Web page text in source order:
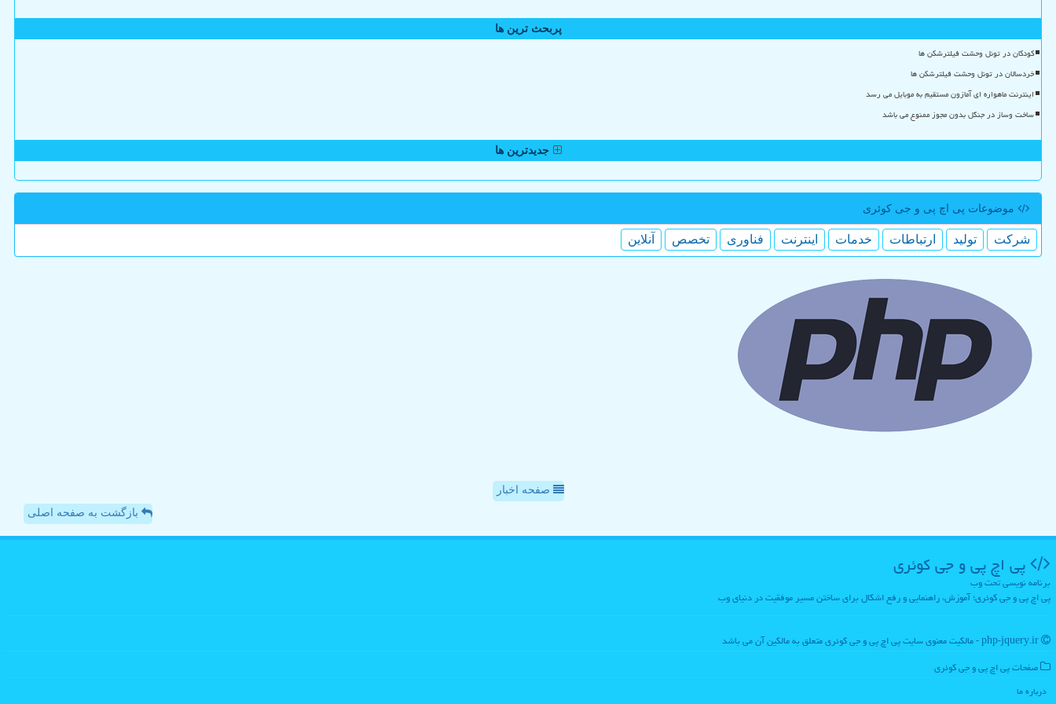
پربحث ترین ها
کودکان در تونل وحشت فیلترشکن ها
خردسالان در تونل وحشت فیلترشکن ها
اینترنت ماهواره ای آمازون مستقیم به موبایل می رسد
ساخت وساز در جنگل بدون مجوز ممنوع می باشد
جدیدترین ها
موضوعات پی اچ پی و جی كوئری
شركت تولید ارتباطات خدمات اینترنت فناوری تخصص آنلاین
صفحه اخبار
بازگشت به صفحه اصلی
پی اچ پی و جی كوئری
برنامه نویسی تحت وب
پی اچ پی و جی کوئری؛ آموزش، راهنمایی و رفع اشکال برای ساختن مسیر موفقیت در دنیای وب
صفحات پی اچ پی و جی كوئری
درباره ما